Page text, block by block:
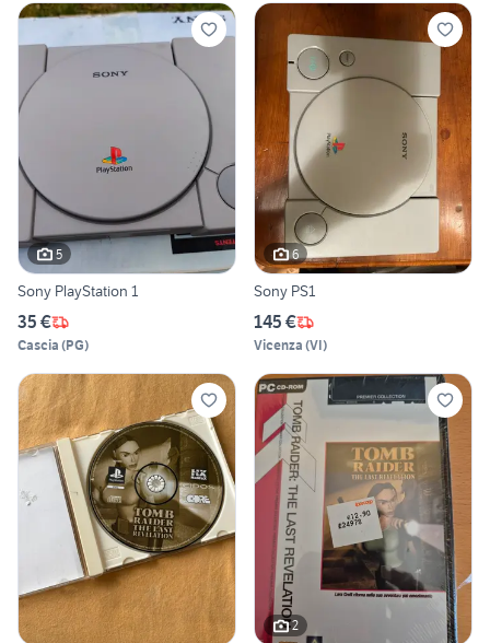
5
Sony PlayStation 1
35 €
Cascia (PG)
6
Sony PS1
145 €
Vicenza (VI)
2